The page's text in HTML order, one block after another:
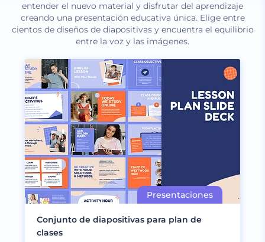
entender el nuevo material y disfrutar del aprendizaje
creando una presentación educativa única. Elige entre
cientos de diseños de diapositivas y encuentra el equilibrio
entre la voz y las imágenes.
Conjunto de diapositivas para plan de
clases